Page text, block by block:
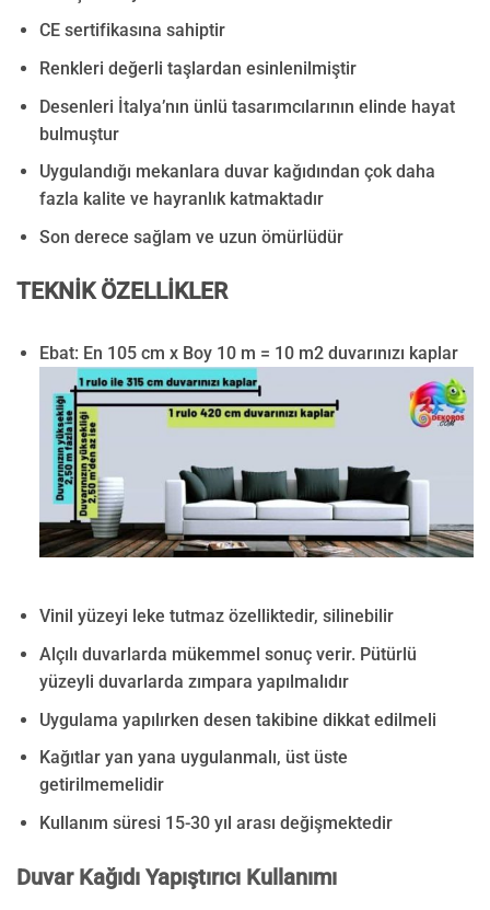
CE sertifikasına sahiptir
Renkleri değerli taşlardan esinlenilmiştir
Desenleri İtalya’nın ünlü tasarımcılarının elinde hayat
bulmuştur
Uygulandığı mekanlara duvar kağıdından çok daha
fazla kalite ve hayranlık katmaktadır
Son derece sağlam ve uzun ömürlüdür
TEKNİK ÖZELLİKLER
Ebat: En 105 cm x Boy 10 m = 10 m2 duvarınızı kaplar
Vinil yüzeyi leke tutmaz özelliktedir, silinebilir
Alçılı duvarlarda mükemmel sonuç verir. Pütürlü
yüzeyli duvarlarda zımpara yapılmalıdır
Uygulama yapılırken desen takibine dikkat edilmeli
Kağıtlar yan yana uygulanmalı, üst üste
getirilmemelidir
Kullanım süresi 15-30 yıl arası değişmektedir
Duvar Kağıdı Yapıştırıcı Kullanımı